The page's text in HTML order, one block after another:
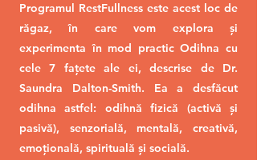
Programul RestFullness este acest loc de
răgaz, în care vom explora și
experimenta în mod practic Odihna cu
cele 7 fațete ale ei, descrise de Dr.
Saundra Dalton-Smith. Ea a desfăcut
odihna astfel: odihnă fizică (activă și
pasivă), senzorială, mentală, creativă,
emoțională, spirituală și socială.